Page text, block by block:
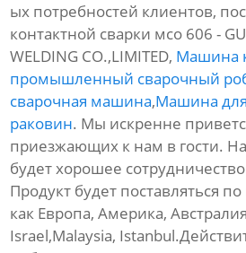
Новости
О Hас
Контакты
ых потребностей клиентов,
контактной сварки мсо 606 -
WELDING CO.,LIMITED, Машина
промышленный сварочный
сварочная машина,Машина
раковин. Мы искренне
приезжающих к нам в гости.
будет хорошее
Продукт будет поставляться
как Европа, Америка,
Israel,Malaysia,